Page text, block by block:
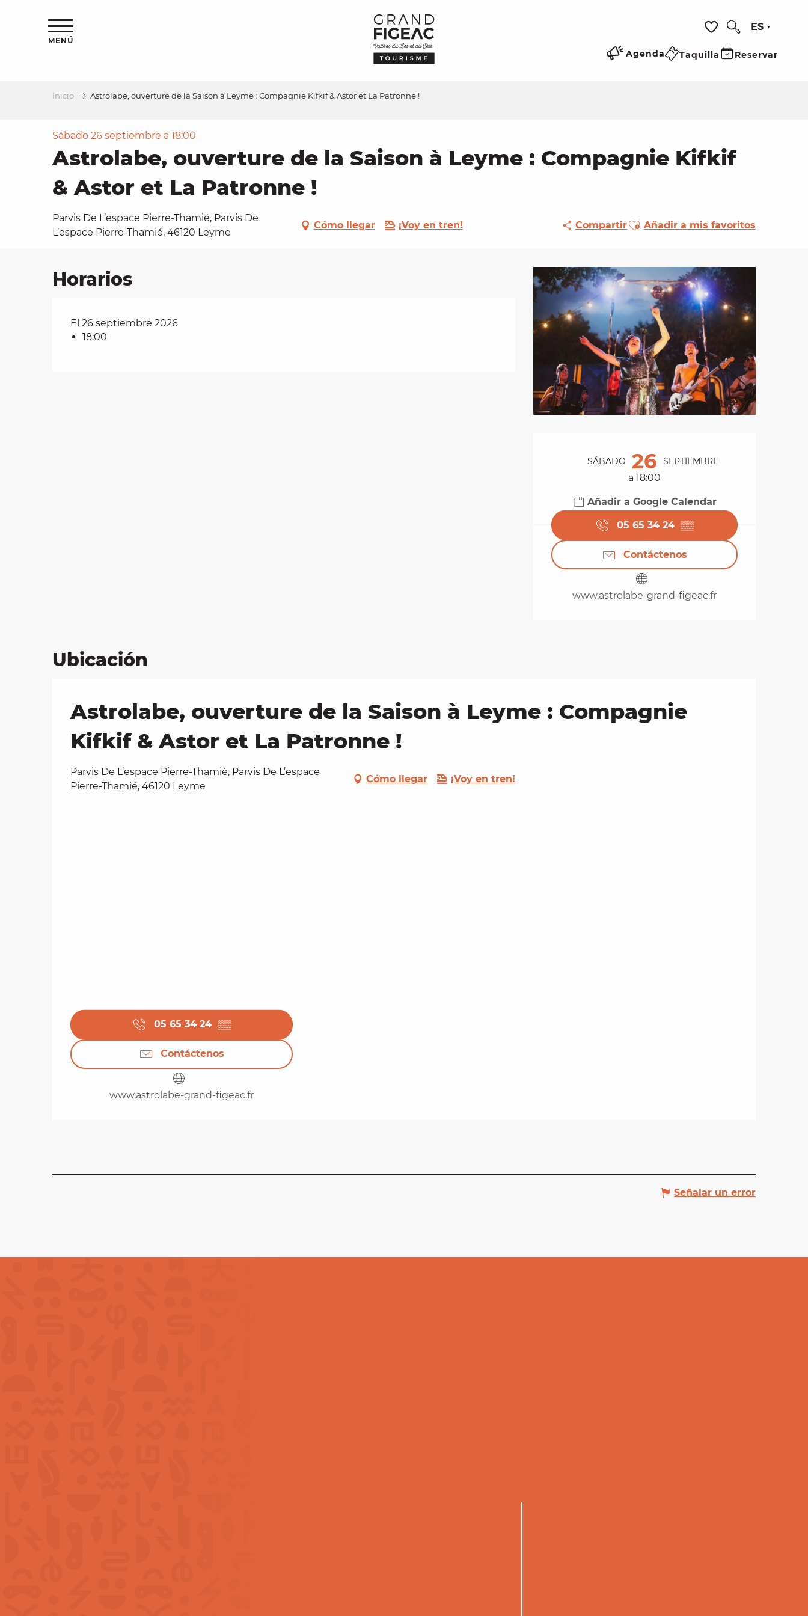
Voir les favoris
ES
MENÚ
Agenda Taquilla Reservar
Inicio Astrolabe, ouverture de la Saison à Leyme : Compagnie Kifkif & Astor et La Patronne !
Sábado 26 septiembre a 18:00
Astrolabe, ouverture de la Saison à Leyme : Compagnie Kifkif
& Astor et La Patronne !
Parvis De L’espace Pierre-Thamié, Parvis De
L’espace Pierre-Thamié, 46120 Leyme
Cómo llegar ¡Voy en tren! CompartirAjouter aux favoris
Añadir a mis favoritos
Horarios y datos de
SÁBADO 26 SEPTIEMBRE
a 18:00
Añadir a Google Calendar
05 65 34 24 ▒▒
Contáctenos
www.astrolabe-grand-figeac.fr
Horarios
El 26 septiembre 2026
18:00
Ubicación
Astrolabe, ouverture de la Saison à Leyme : Compagnie
Kifkif & Astor et La Patronne !
Parvis De L’espace Pierre-Thamié, Parvis De L’espace
Pierre-Thamié, 46120 Leyme
Cómo llegar ¡Voy en tren!
05 65 34 24 ▒▒
Contáctenos
www.astrolabe-grand-figeac.fr
Señalar un error